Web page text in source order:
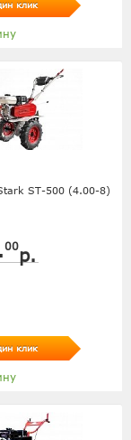
клик
ST-500 (4.00-8)
00р.
клик